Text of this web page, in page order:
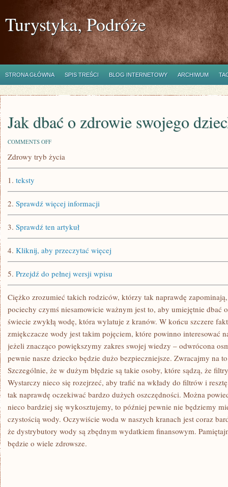
Turystyka, Podróże
STRONA GŁÓWNA SPIS TREŚCI BLOG INTERNETOWY ARCHIWUM
Jak dbać o zdrowie swojego
COMMENTS OFFON
DBAĆ
O
Zdrowy tryb życia
1. teksty
2. Sprawdź więcej informacji
3. Sprawdź ten artykuł
4. Kliknij, aby przeczytać więcej
5. Przejdź do pełnej wersji wpisu
Ciężko zrozumieć takich rodziców, którzy tak naprawdę
pociechy czymś niesamowicie ważnym jest to, aby umiejętnie
świecie zwykłą wodę, która wylatuje z kranów. W końcu szczere
zmiękczacze wody jest takim pojęciem, które powinno interesować
jeżeli znacząco powiększymy zakres swojej wiedzy – odwrócona
pewnie nasze dziecko będzie dużo bezpieczniejsze. Zwracajmy na
Szczególnie, że w dużym błędzie są takie osoby, które sądzą, że
Wystarczy nieco się rozejrzeć, aby trafić na wkłady do filtrów i
tak naprawdę oczekiwać bardzo dużych oszczędności. Można
nieco bardziej się wykosztujemy, to później pewnie nie będziemy
czystością wody. Oczywiście woda w naszych kranach jest coraz
że dystrybutory wody są zbędnym wydatkiem finansowym.
będzie o wiele zdrowsze.